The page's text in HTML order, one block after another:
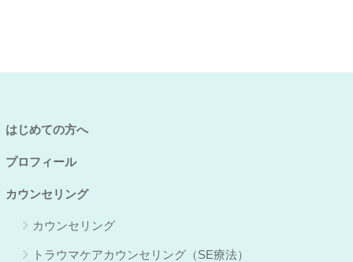
はじめての方へ
プロフィール
カウンセリング
カウンセリング
トラウマケアカウンセリング（SE療法）